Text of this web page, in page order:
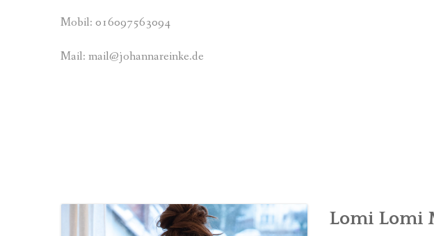
Mobil: 016097563094
Mail: mail@johannareinke.de
Lomi Lomi